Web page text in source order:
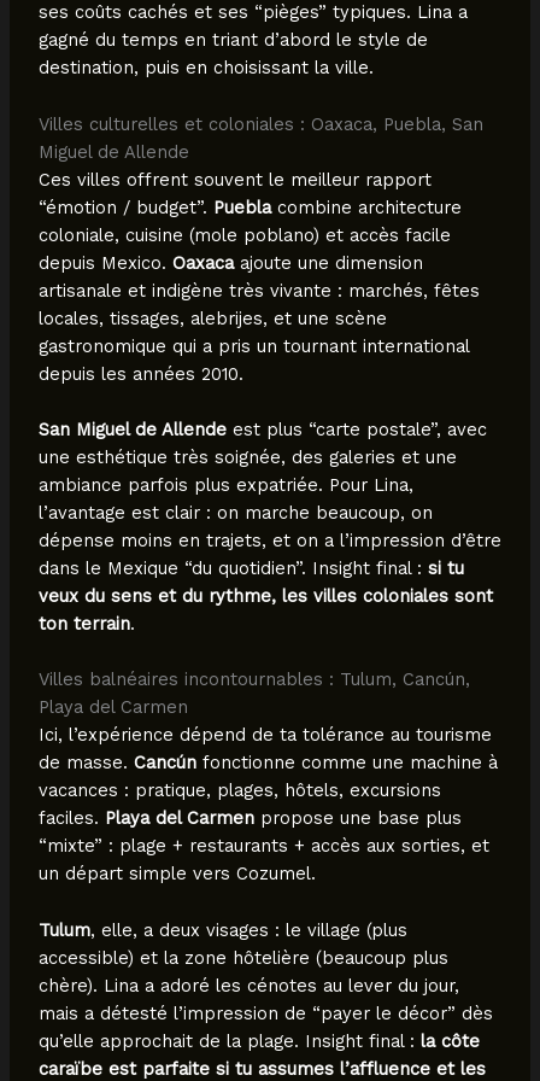
ses coûts cachés et ses “pièges” typiques. Lina a
gagné du temps en triant d’abord le style de
destination, puis en choisissant la ville.
Villes culturelles et coloniales : Oaxaca, Puebla, San
Miguel de Allende
Ces villes offrent souvent le meilleur rapport
“émotion / budget”. Pueblacombine architecture
coloniale, cuisine (mole poblano) et accès facile
depuis Mexico. Oaxacaajoute une dimension
artisanale et indigène très vivante : marchés, fêtes
locales, tissages, alebrijes, et une scène
gastronomique qui a pris un tournant international
depuis les années 2010.
San Miguel de Allendeest plus “carte postale”, avec
une esthétique très soignée, des galeries et une
ambiance parfois plus expatriée. Pour Lina,
l’avantage est clair : on marche beaucoup, on
dépense moins en trajets, et on a l’impression d’être
dans le Mexique “du quotidien”. Insight final : si tu
veux du sens et du rythme, les villes coloniales sont
ton terrain.
Villes balnéaires incontournables : Tulum, Cancún,
Playa del Carmen
Ici, l’expérience dépend de ta tolérance au tourisme
de masse. Cancúnfonctionne comme une machine à
vacances : pratique, plages, hôtels, excursions
faciles. Playa del Carmenpropose une base plus
“mixte” : plage + restaurants + accès aux sorties, et
un départ simple vers Cozumel.
Tulum, elle, a deux visages : le village (plus
accessible) et la zone hôtelière (beaucoup plus
chère). Lina a adoré les cénotes au lever du jour,
mais a détesté l’impression de “payer le décor” dès
qu’elle approchait de la plage. Insight final : la côte
caraïbe est parfaite si tu assumes l’affluence et les